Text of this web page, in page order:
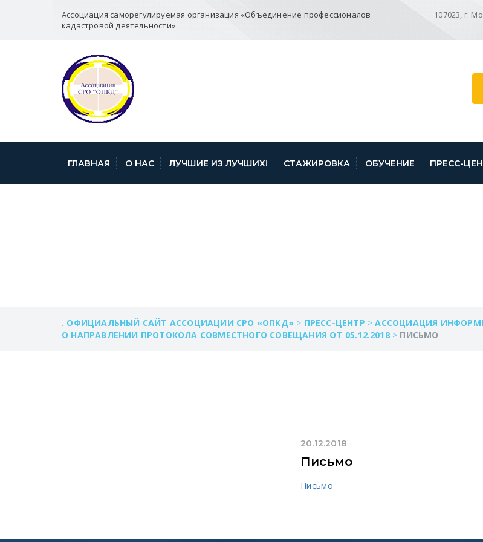
Ассоциация саморегулируемая организация «Объединение профессионалов
кадастровой деятельности»
107023, г.
ГЛАВНАЯ О НАС ЛУЧШИЕ ИЗ ЛУЧШИХ! СТАЖИРОВКА ОБУЧЕНИЕ ПРЕСС-
. ОФИЦИАЛЬНЫЙ САЙТ АССОЦИАЦИИ СРО «ОПКД» > ПРЕСС-ЦЕНТР >АССОЦИАЦИЯ
О НАПРАВЛЕНИИ ПРОТОКОЛА СОВМЕСТНОГО СОВЕЩАНИЯ ОТ 05.12.2018> ПИСЬМО
20.12.2018
Письмо
Письмо